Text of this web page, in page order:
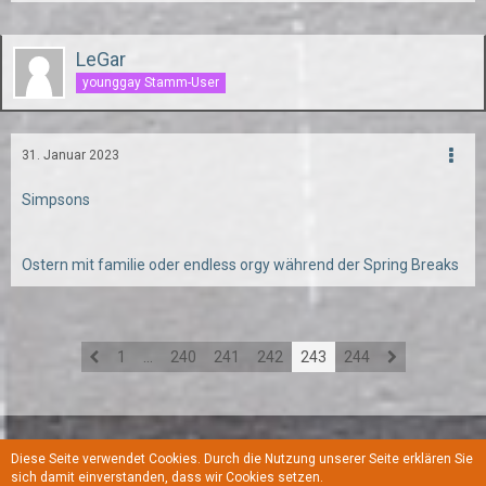
LeGar
younggay Stamm-User
31. Januar 2023
Simpsons
Ostern mit familie oder endless orgy während der Spring Breaks
1 240 241 242 243 244
Regeln Datenschutzerklärung Kontakt
Diese Seite verwendet Cookies. Durch die Nutzung unserer Seite erklären Sie
sich damit einverstanden, dass wir Cookies setzen.